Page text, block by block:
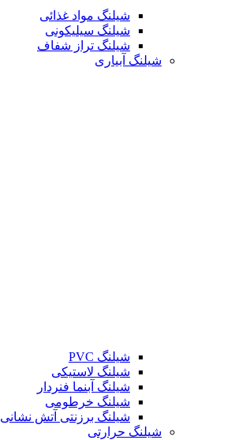
شیلنگ مواد غذائی
شیلنگ سیلیکونی
شیلنگ تراز شفاف
شیلنگ آبیاری
شیلنگ PVC
شیلنگ لاستیکی
شیلنگ آبنما فنردار
شیلنگ خرطومی
شیلنگ برزنتی آتش نشانی
شیلنگ حرارتی